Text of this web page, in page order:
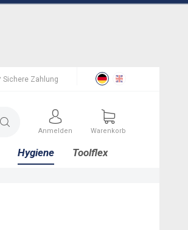
Sichere Zahlung
Anmelden Warenkorb
Hygiene Toolflex